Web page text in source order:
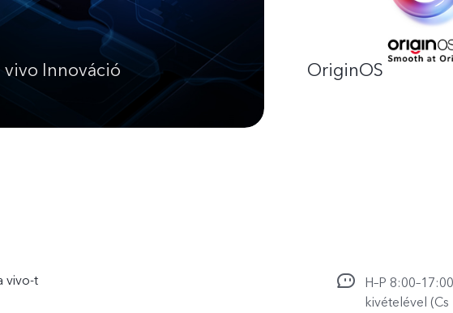
vivo Innováció OriginOS
vivo-t
H–P
kivételével (Cs